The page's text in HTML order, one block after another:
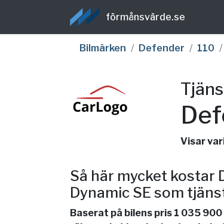
förmånsvärde.se
Bilmärken Defender 110
Visar
Så här mycket kostar
Dynamic SE som
Baserat på bilens pris 1 035